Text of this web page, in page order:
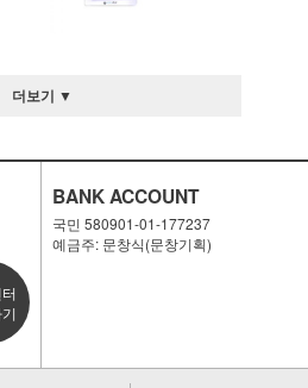
더보기 ▼
BANK ACCOUNT
국민 580901-01-177237
예금주: 문창식(문창기획)